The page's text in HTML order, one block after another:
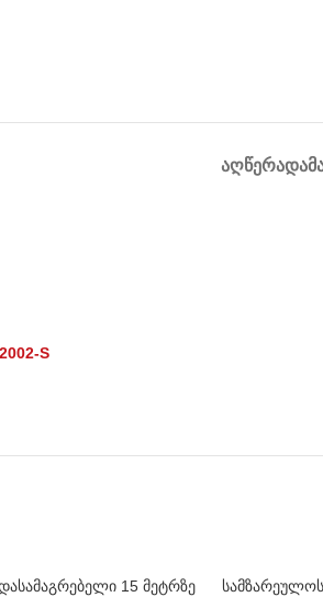
ᲐᲦᲬᲔᲠᲐ
S
15 მეტრზე
სამზარეულოს